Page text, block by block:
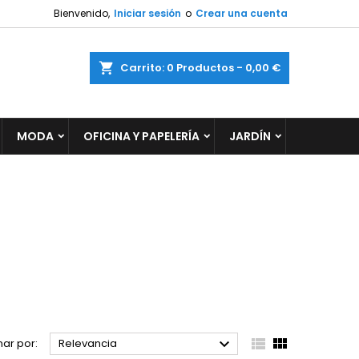
Bienvenido, Iniciar sesión o Crear una cuenta
Carrito 0 Productos - 0,00 €
MODA OFICINA Y PAPELERÍA JARDÍN
por: Relevancia   